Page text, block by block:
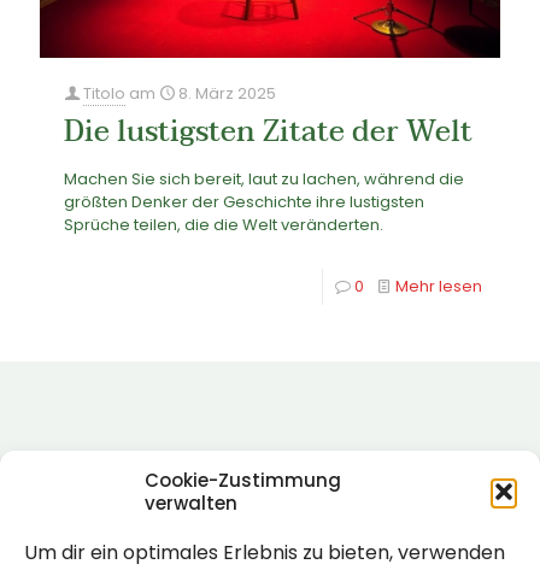
Cookie-Zustimmung
verwalten
Um dir ein optimales Erlebnis zu bieten, verwenden
Titolo am 8. März 2025
Die lustigsten Zitate der Welt
Machen Sie sich bereit, laut zu lachen, während die
größten Denker der Geschichte ihre lustigsten
Sprüche teilen, die die Welt veränderten.
0 Mehr lesen
Rechtlich